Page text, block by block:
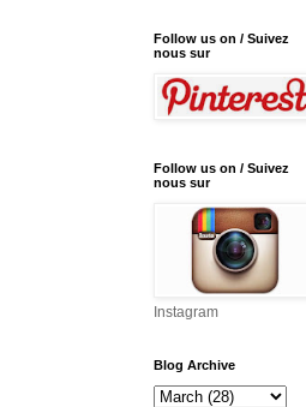
Follow us on / Suivez
nous sur
Follow us on / Suivez
nous sur
Instagram
Blog Archive